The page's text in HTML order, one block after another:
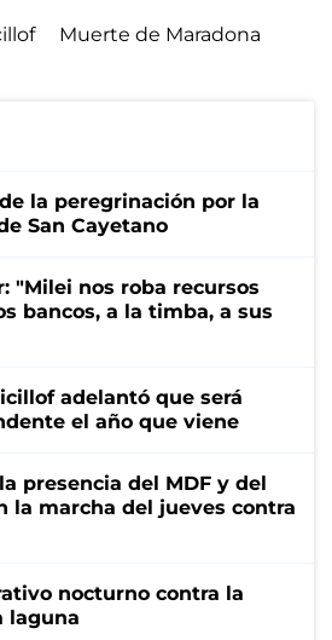
Muerte de Maradona
la peregrinación por la
San Cayetano
"Milei nos roba recursos
bancos, a la timba, a sus
adelantó que será
el año que viene
presencia del MDF y del
la marcha del jueves contra
nocturno contra la
laguna